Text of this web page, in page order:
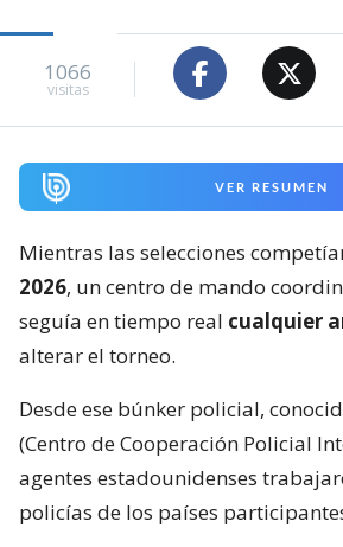
1066
visitas
VER RESUMEN
Mientras las selecciones
2026, un centro de mando
seguía en tiempo real cualquier
alterar el torneo.
Desde ese búnker policial,
(Centro de Cooperación Policial
agentes estadounidenses
policías de los países